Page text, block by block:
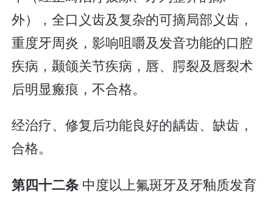
外），全口义齿及复杂的可摘局部义齿，
重度牙周炎，影响咀嚼及发音功能的口腔
疾病，颞颌关节疾病，唇、腭裂及唇裂术
后明显瘢痕，不合格。
经治疗、修复后功能良好的龋齿、缺齿，
合格。
第四十二条 中度以上氟斑牙及牙釉质发育